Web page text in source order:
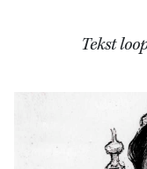
Tekst